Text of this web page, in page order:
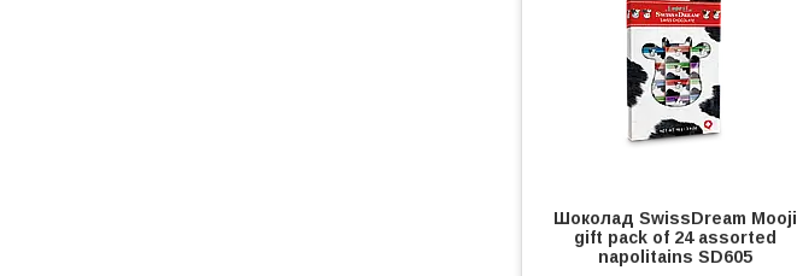
Шоколад SwissDream Mooji
gift pack of 24 assorted
napolitains SD605